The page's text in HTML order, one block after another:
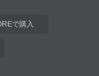
で購入